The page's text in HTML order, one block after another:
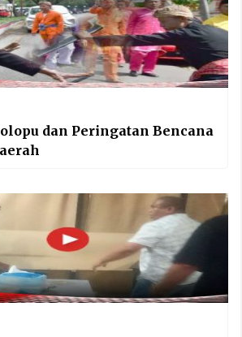
dan Peringatan Bencana